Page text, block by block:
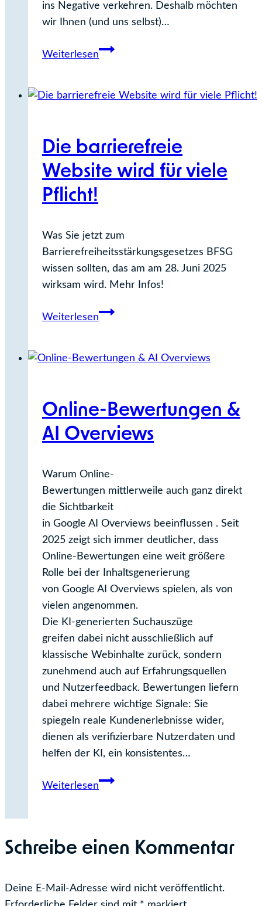
ins Negative verkehren. Deshalb möchten
wir Ihnen (und uns selbst)…
Weiterlesen
Stets
Worte
Die barrierefreie
Website wird für viele
Pflicht!
Was Sie jetzt zum
Barrierefreiheitsstärkungsgesetzes BFSG
wissen sollten, das am am 28. Juni 2025
wirksam wird. Mehr Infos!
Weiterlesen
Die
wird
Pflicht!
Online-Bewertungen &
AI Overviews
Warum Online-
Bewertungen mittlerweile auch ganz direkt
die Sichtbarkeit
in Google AI Overviews beeinflussen . Seit
2025 zeigt sich immer deutlicher, dass
Online-Bewertungen eine weit größere
Rolle bei der Inhaltsgenerierung
von Google AI Overviews spielen, als von
vielen angenommen.
Die KI‑generierten Suchauszüge
greifen dabei nicht ausschließlich auf
klassische Webinhalte zurück, sondern
zunehmend auch auf Erfahrungsquellen
und Nutzerfeedback. Bewertungen liefern
dabei mehrere wichtige Signale: Sie
spiegeln reale Kundenerlebnisse wider,
dienen als verifizierbare Nutzerdaten und
helfen der KI, ein konsistentes…
Weiterlesen
Online-
Schreibe einen Kommentar
Deine E-Mail-Adresse wird nicht veröffentlicht.